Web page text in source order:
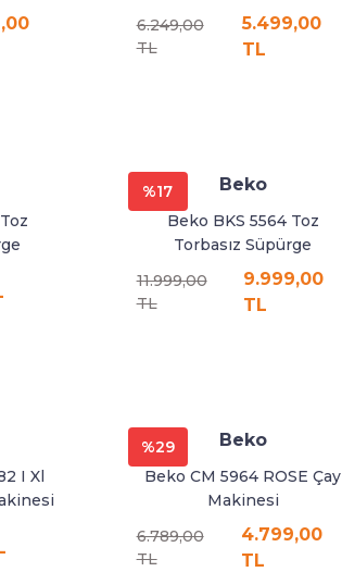
Makinesi
6.249,00
TL
5.499,00
TL
%17 Beko
Beko BKS 5564 Toz
Torbasız Süpürge
11.999,00
TL
9.999,00
TL
I Xl
%29 Beko
Beko CM 5964 ROSE Çay
Makinesi
6.789,00
TL
4.799,00
TL